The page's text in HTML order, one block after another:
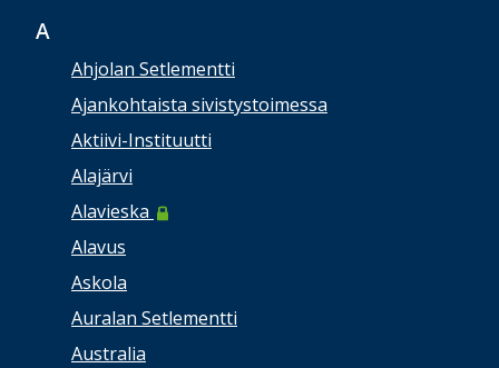
A
Ahjolan Setlementti
Ajankohtaista sivistystoimessa
Aktiivi-Instituutti
Alajärvi
Alavieska
Alavus
Askola
Auralan Setlementti
Australia